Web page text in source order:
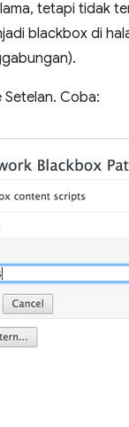
tetapi tidak
blackbox di
Setelan. Coba: